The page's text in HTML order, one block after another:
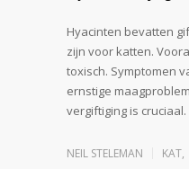
Hyacinten bevatten
zijn voor katten.
toxisch. Symptomen
ernstige
vergiftiging is cruciaal.
NEIL STELEMAN KAT,